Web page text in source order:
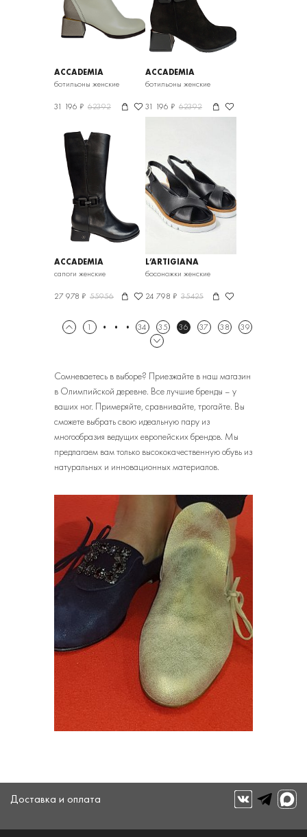
ACCADEMIA
ботильоны женские
31 196 ₽ 62392
ACCADEMIA
ботильоны женские
31 196 ₽ 62392
ACCADEMIA
сапоги женские
27 978 ₽ 55956
L’ARTIGIANA
VIAREGGINA
босоножки женские
24 798 ₽ 35425
1 34 35 36 37 38 39
Сомневаетесь в выборе? Приезжайте в наш магазин
в Олимпийской деревне. Все лучшие бренды – у
ваших ног. Примеряйте, сравнивайте, трогайте. Вы
сможете выбрать свою идеальную пару из
многообразия ведущих европейских брендов. Мы
предлагаем вам только высококачественную обувь из
натуральных и инновационных материалов.
Доставка и оплата